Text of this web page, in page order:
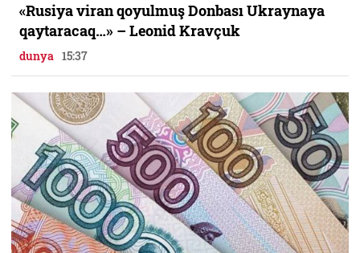
«Rusiya viran qoyulmuş Donbası Ukraynaya
qaytaracaq…» – Leonid Kravçuk
dunya 15:37